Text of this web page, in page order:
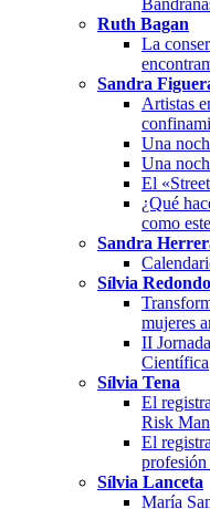
Ruth Bagan
La
Sandra
Artistas
Una
Una
El
¿Qué
como
Sandra
Sílvia Redondo
mujeres
II
Científica
Sílvia Tena
El
Risk
El
profesión
Sílvia Lanceta
María